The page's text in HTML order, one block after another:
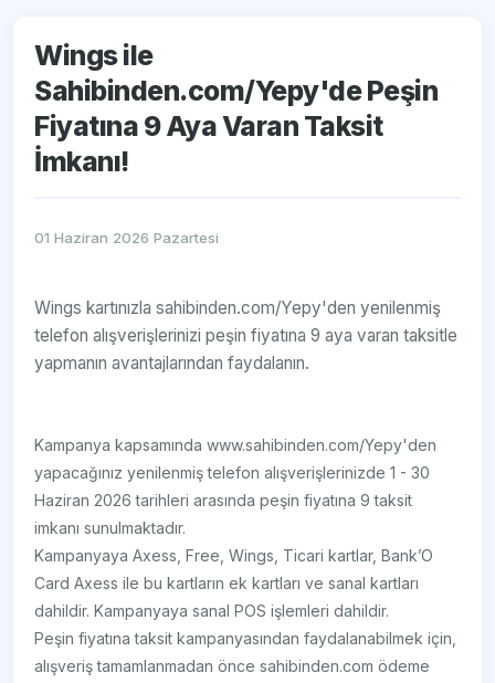
Wings ile
Sahibinden.com/Yepy'de Peşin
Fiyatına 9 Aya Varan Taksit
İmkanı!
01 Haziran 2026 Pazartesi
Wings kartınızla sahibinden.com/Yepy'den yenilenmiş
telefon alışverişlerinizi peşin fiyatına 9 aya varan taksitle
yapmanın avantajlarından faydalanın.
Kampanya kapsamında www.sahibinden.com/Yepy'den
yapacağınız yenilenmiş telefon alışverişlerinizde 1 - 30
Haziran 2026 tarihleri arasında peşin fiyatına 9 taksit
imkanı sunulmaktadır.
Kampanyaya Axess, Free, Wings, Ticari kartlar, Bank’O
Card Axess ile bu kartların ek kartları ve sanal kartları
dahildir. Kampanyaya sanal POS işlemleri dahildir.
Peşin fiyatına taksit kampanyasından faydalanabilmek için,
alışveriş tamamlanmadan önce sahibinden.com ödeme